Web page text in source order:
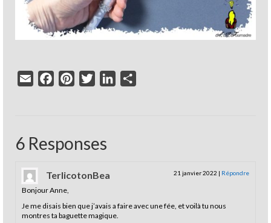
Email FacebookPinterestTwitterLinkedIn
6 Responses
TerlicotonBea 21 janvier 2022 | Répondre
Bonjour Anne,
Je me disais bien que j’avais a faire avec une fée, et voilà tu nous
montres ta baguette magique.